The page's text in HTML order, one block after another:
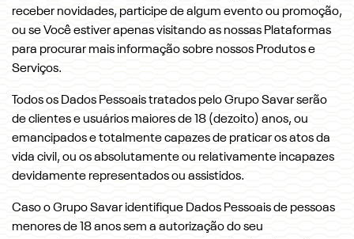
receber novidades, participe de algum evento ou promoção,
ou se Você estiver apenas visitando as nossas Plataformas
para procurar mais informação sobre nossos Produtos e
Serviços.
Todos os Dados Pessoais tratados pelo Grupo Savar serão
de clientes e usuários maiores de 18 (dezoito) anos, ou
emancipados e totalmente capazes de praticar os atos da
vida civil, ou os absolutamente ou relativamente incapazes
devidamente representados ou assistidos.
Caso o Grupo Savar identifique Dados Pessoais de pessoas
menores de 18 anos sem a autorização do seu